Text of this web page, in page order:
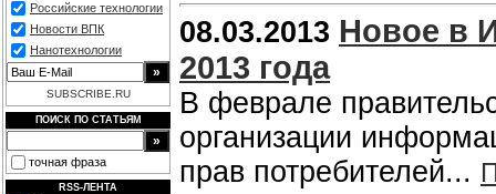
Российские технологии
Новости ВПК
Нанотехнологии
SUBSCRIBE.RU
ПОИСК ПО СТАТЬЯМ
точная фраза
RSS-ЛЕНТА
08.03.2013 Новое в
2013 года
В феврале
организации
прав потребителей...